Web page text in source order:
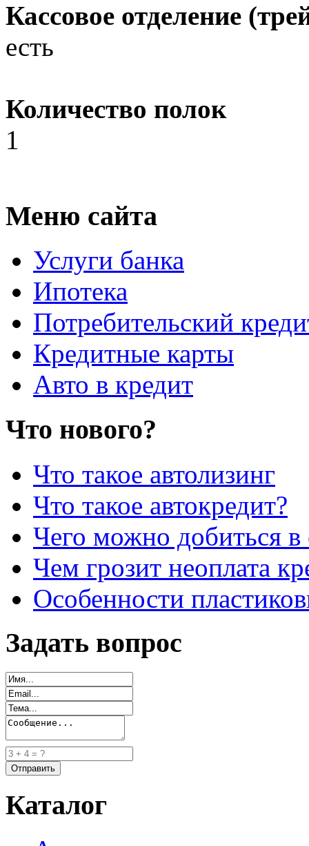
Кассовое отделение
есть
Количество полок
1
Меню сайта
Услуги банка
Ипотека
Потребительский
Кредитные карты
Авто в кредит
Что нового?
Что такое автолизинг
Что такое автокредит?
Чего можно добиться в
Чем грозит неоплата
Особенности
Задать вопрос
Каталог